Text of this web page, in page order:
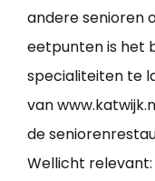
andere senioren
eetpunten is het
specialiteiten te
van
de
Wellicht relevant: